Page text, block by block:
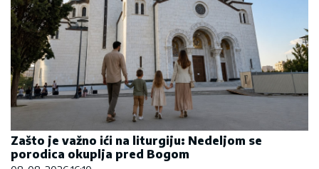
Zašto je važno ići na liturgiju: Nedeljom se
porodica okuplja pred Bogom